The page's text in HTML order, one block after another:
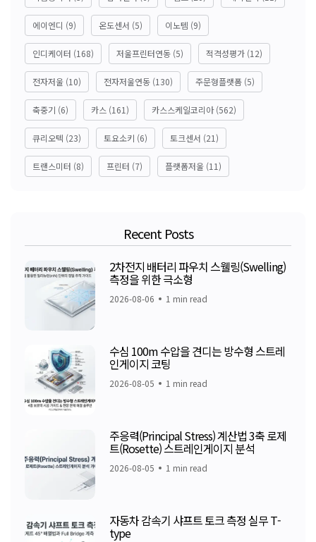
에이엔디 (9) 온도센서 (5) 이노템 (9)
인디케이터 (168) 저울프린터연동 (5) 적격성평가 (12)
전자저울 (10) 전자저울연동 (130) 주문형플랫폼 (5)
축중기 (6) 카스 (161) 카스스케일코리아(562)
큐리오텍 (23) 토요소키 (6) 토크센서 (21)
트랜스미터 (8) 프린터 (7) 플랫폼저울 (11)
Recent Posts
2차전지 배터리 파우치 스웰링(Swelling)
측정을 위한 극소형
2026-08-06 1 min read
수심 100m 수압을 견디는 방수형 스트레
인게이지 코팅
2026-08-05 1 min read
주응력(Principal Stress) 계산법 3축 로제
트(Rosette) 스트레인게이지 분석
2026-08-05 1 min read
자동차 감속기 샤프트 토크 측정 실무 T-
type